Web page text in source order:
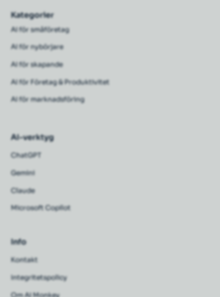
Kategorier
AI för småföretag
AI för nybörjare
AI för skapande
AI för Företag & Produktivitet
AI för marknadsföring
AI-verktyg
ChatGPT
Gemini
Claude
Microsoft Copilot
Info
Kontakt
Integritetspolicy
Om AI Monkey